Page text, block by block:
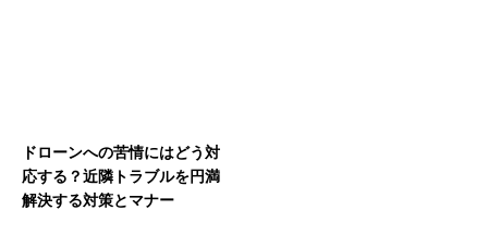
ドローンへの苦情にはどう対
応する？近隣トラブルを円満
解決する対策とマナー